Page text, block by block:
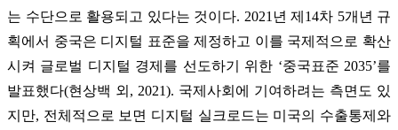
는 수단으로 활용되고 있다는 것이다. 2021년 제14차 5개년 규
획에서 중국은 디지털 표준을 제정하고 이를 국제적으로 확산
시켜 글로벌 디지털 경제를 선도하기 위한 ‘중국표준 2035’를
발표했다(현상백 외, 2021). 국제사회에 기여하려는 측면도 있
지만, 전체적으로 보면 디지털 실크로드는 미국의 수출통제와